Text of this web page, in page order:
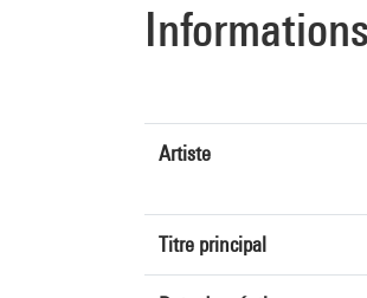
Artiste
Titre principal